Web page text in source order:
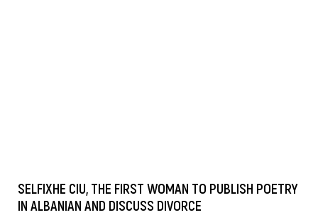
SELFIXHE CIU, THE FIRST WOMAN TO PUBLISH POETRY
IN ALBANIAN AND DISCUSS DIVORCE